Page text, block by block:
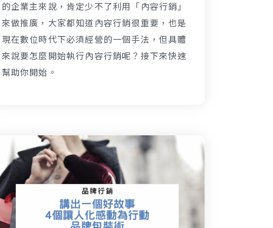
的企業主來說，肯定少不了利用「內容行銷」
來做推廣，大家都知道內容行銷很重要，也是
現在數位時代下必須經營的一個手法，但具體
來說要怎麼開始執行內容行銷呢？接下來快速
幫助你開始。